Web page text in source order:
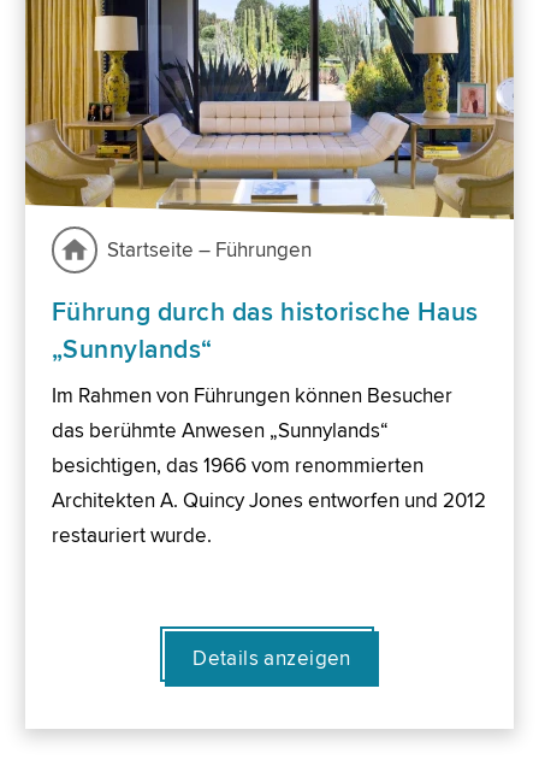
Startseite – Führungen
Führung durch das historische Haus
„Sunnylands“
Im Rahmen von Führungen können Besucher
das berühmte Anwesen „Sunnylands“
besichtigen, das 1966 vom renommierten
Architekten A. Quincy Jones entworfen und 2012
restauriert wurde.
Details anzeigen